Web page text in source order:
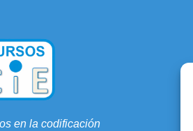
en la codificación